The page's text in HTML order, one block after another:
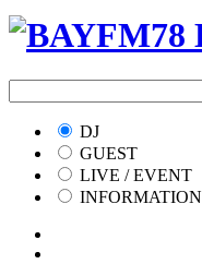
DJ
GUEST
LIVE / EVENT
INFORMATION